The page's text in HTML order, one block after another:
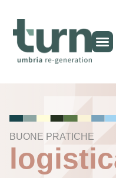
BUONE PRATICHE